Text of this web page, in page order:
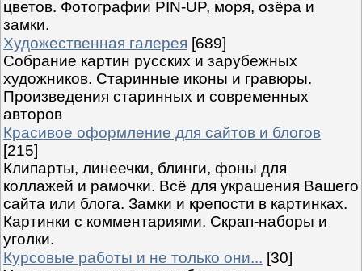
цветов. Фотографии PIN-UP, моря, озёра и
замки.
Художественная галерея [689]
Собрание картин русских и зарубежных
художников. Старинные иконы и гравюры.
Произведения старинных и современных
авторов
Красивое оформление для сайтов и блогов
[215]
Клипарты, линеечки, блинги, фоны для
коллажей и рамочки. Всё для украшения Вашего
сайта или блога. Замки и крепости в картинках.
Картинки с комментариями. Скрап-наборы и
уголки.
Курсовые работы и не только они... [30]